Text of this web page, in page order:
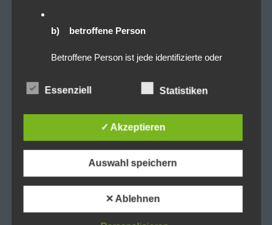
b) betroffene Person
Betroffene Person ist jede identifizierte oder
Verarbeitung Verantwortlichen verarbeitet
Verarbeitung ist jeder mit oder ohne Hilfe
Zusammenhang mit personenbezogenen Daten
wie das Erheben, das Erfassen, die
Organisation, das Ordnen, die Speicherung, die
Essenziell Statistiken
✓ Akzeptieren
Auswahl speichern
✕ Ablehnen